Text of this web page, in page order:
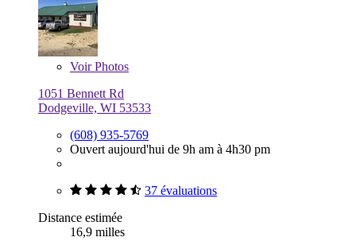
VoirPhotos
1051 Bennett Rd
Dodgeville, WI 53533
(608) 935-5769
Ouvert aujourd'hui de 9h am à 4h30 pm
37 évaluations
Distance estimée
16,9 milles